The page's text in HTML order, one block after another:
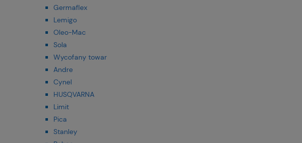
Germaflex
Lemigo
Oleo-Mac
Sola
Wycofany towar
Andre
Cynel
HUSQVARNA
Limit
Pica
Stanley